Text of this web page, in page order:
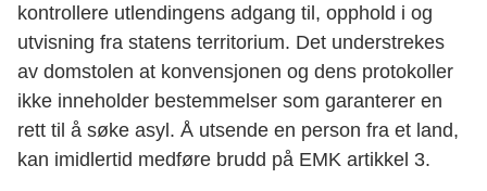
kontrollere utlendingens adgang til, opphold i og
utvisning fra statens territorium. Det understrekes
av domstolen at konvensjonen og dens protokoller
ikke inneholder bestemmelser som garanterer en
rett til å søke asyl. Å utsende en person fra et land,
kan imidlertid medføre brudd på EMK artikkel 3.